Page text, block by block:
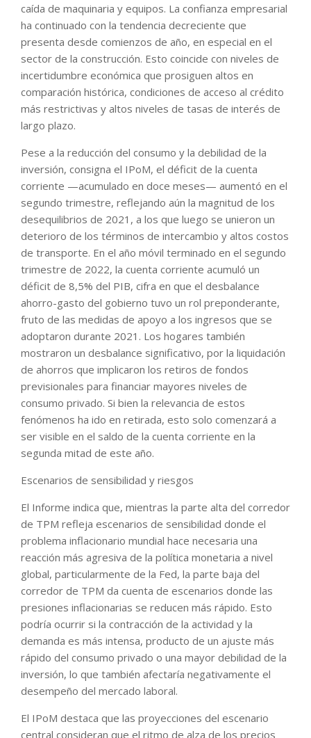
caída de maquinaria y equipos. La confianza empresarial
ha continuado con la tendencia decreciente que
presenta desde comienzos de año, en especial en el
sector de la construcción. Esto coincide con niveles de
incertidumbre económica que prosiguen altos en
comparación histórica, condiciones de acceso al crédito
más restrictivas y altos niveles de tasas de interés de
largo plazo.
Pese a la reducción del consumo y la debilidad de la
inversión, consigna el IPoM, el déficit de la cuenta
corriente —acumulado en doce meses— aumentó en el
segundo trimestre, reflejando aún la magnitud de los
desequilibrios de 2021, a los que luego se unieron un
deterioro de los términos de intercambio y altos costos
de transporte. En el año móvil terminado en el segundo
trimestre de 2022, la cuenta corriente acumuló un
déficit de 8,5% del PIB, cifra en que el desbalance
ahorro-gasto del gobierno tuvo un rol preponderante,
fruto de las medidas de apoyo a los ingresos que se
adoptaron durante 2021. Los hogares también
mostraron un desbalance significativo, por la liquidación
de ahorros que implicaron los retiros de fondos
previsionales para financiar mayores niveles de
consumo privado. Si bien la relevancia de estos
fenómenos ha ido en retirada, esto solo comenzará a
ser visible en el saldo de la cuenta corriente en la
segunda mitad de este año.
Escenarios de sensibilidad y riesgos
El Informe indica que, mientras la parte alta del corredor
de TPM refleja escenarios de sensibilidad donde el
problema inflacionario mundial hace necesaria una
reacción más agresiva de la política monetaria a nivel
global, particularmente de la Fed, la parte baja del
corredor de TPM da cuenta de escenarios donde las
presiones inflacionarias se reducen más rápido. Esto
podría ocurrir si la contracción de la actividad y la
demanda es más intensa, producto de un ajuste más
rápido del consumo privado o una mayor debilidad de la
inversión, lo que también afectaría negativamente el
desempeño del mercado laboral.
El IPoM destaca que las proyecciones del escenario
central consideran que el ritmo de alza de los precios